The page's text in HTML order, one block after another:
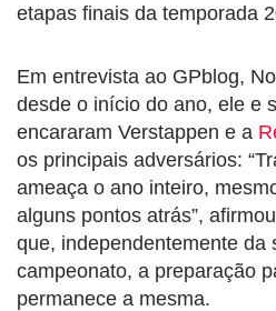
etapas finais da temporada
Em entrevista ao GPblog,
desde o início do ano, ele e
encararam Verstappen e a
os principais adversários:
ameaça o ano inteiro,
alguns pontos atrás”,
que, independentemente da
campeonato, a preparação
permanece a mesma.